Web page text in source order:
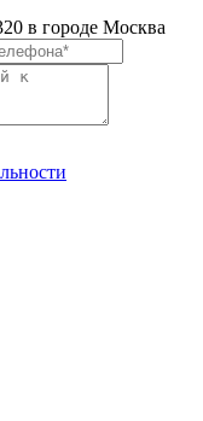
в городе Москва